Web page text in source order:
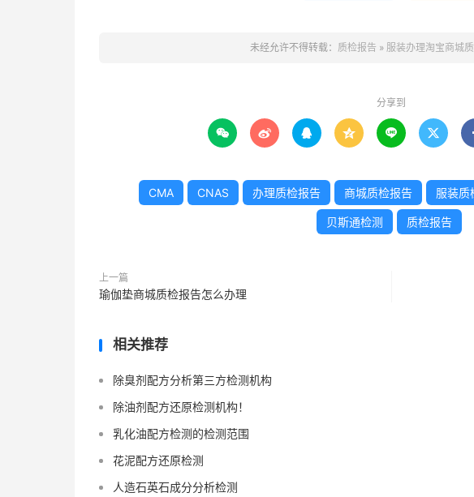
未经允许不得转载： 质检报告 » 服装办理淘宝商城
分享到
     
CMA CNAS 办理质检报告 商城质检报告 服装质
贝斯通检测 质检报告
上一篇
瑜伽垫商城质检报告怎么办理
相关推荐
除臭剂配方分析第三方检测机构
除油剂配方还原检测机构！
乳化油配方检测的检测范围
花泥配方还原检测
人造石英石成分分析检测